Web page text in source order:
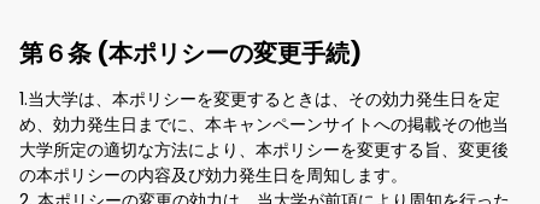
第６条 (本ポリシーの変更手続)
1.当大学は、本ポリシーを変更するときは、その効力発生日を定
め、効力発生日までに、本キャンペーンサイトへの掲載その他当
大学所定の適切な方法により、本ポリシーを変更する旨、変更後
の本ポリシーの内容及び効力発生日を周知します。